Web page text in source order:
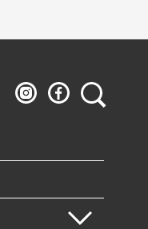
Ludwig
Múzeum
Ludwig
Múzeum
Keresés